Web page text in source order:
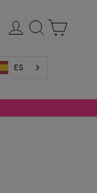
Ingresar
Buscar
ES